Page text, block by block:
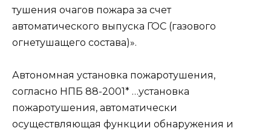
тушения очагов пожара за счет
автоматического выпуска ГОС (газового
огнетушащего состава)».
Автономная установка пожаротушения,
согласно НПБ 88-2001* …установка
пожаротушения, автоматически
осуществляющая функции обнаружения и